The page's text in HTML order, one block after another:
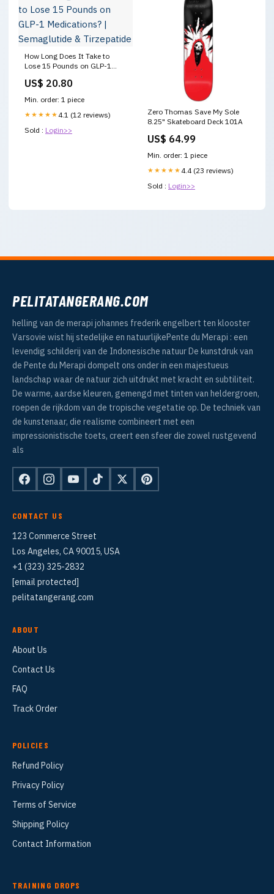
How Long Does It Take to
Lose 15 Pounds on GLP-1
Tirzepatide
US$ 20.80
Min. order: 1 piece
★★★★★ 4.1 (12 reviews)
Sold : Login>>
Zero Thomas Save My Sole
8.25" Skateboard Deck 101A
US$ 64.99
Min. order: 1 piece
★★★★★ 4.4 (23 reviews)
Sold : Login>>
PELITATANGERANG.COM
helling van de merapi johannes frederik engelbert ten klooster
Varsovie wist hij stedelijke en natuurlijkePente du Merapi : een
levendig schilderij van de Indonesische natuur De kunstdruk van
de Pente du Merapi dompelt ons onder in een majestueus
landschap waar de natuur zich uitdrukt met kracht en subtiliteit.
De warme, aardse kleuren, gemengd met tinten van heldergroen,
roepen de rijkdom van de tropische vegetatie op. De techniek van
de kunstenaar, die realisme combineert met een
impressionistische toets, creert een sfeer die zowel rustgevend
als
CONTACT US
123 Commerce Street
Los Angeles, CA 90015, USA
+1 (323) 325-2832
[email protected]
pelitatangerang.com
ABOUT
About Us
Contact Us
FAQ
Track Order
POLICIES
Refund Policy
Privacy Policy
Terms of Service
Shipping Policy
Contact Information
TRAINING DROPS